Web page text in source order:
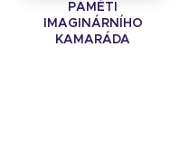
PAMĚTI
IMAGINÁRNÍHO
KAMARÁDA